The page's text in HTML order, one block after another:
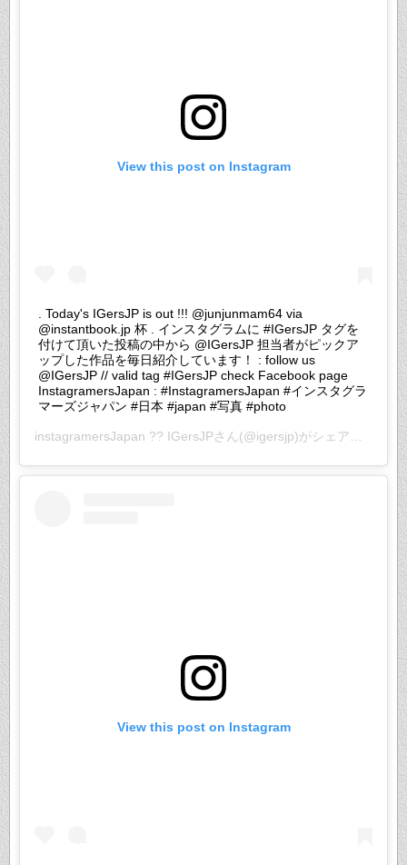
View this post on Instagram
. Today's IGersJP is out !!! @junjunmam64 via
@instantbook.jp 杯 . インスタグラムに #IGersJP タグを
付けて頂いた投稿の中から @IGersJP 担当者がピックア
ップした作品を毎日紹介しています！ : follow us
@IGersJP // valid tag #IGersJP check Facebook page
InstagramersJapan : #InstagramersJapan #インスタグラ
マーズジャパン #日本 #japan #写真 #photo
instagramersJapan ?? IGersJPさん(@igersjp)がシェアした投稿 –
View this post on Instagram